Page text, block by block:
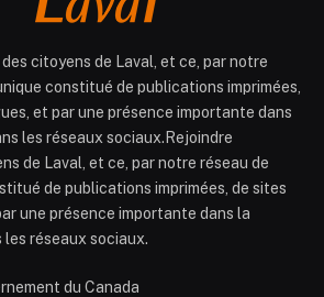
des citoyens de Laval, et ce, par notre
constitué de publications imprimées,
et par une présence importante dans
les réseaux sociaux.Rejoindre
de Laval, et ce, par notre réseau de
de publications imprimées, de sites
une présence importante dans la
réseaux sociaux.
du Canada